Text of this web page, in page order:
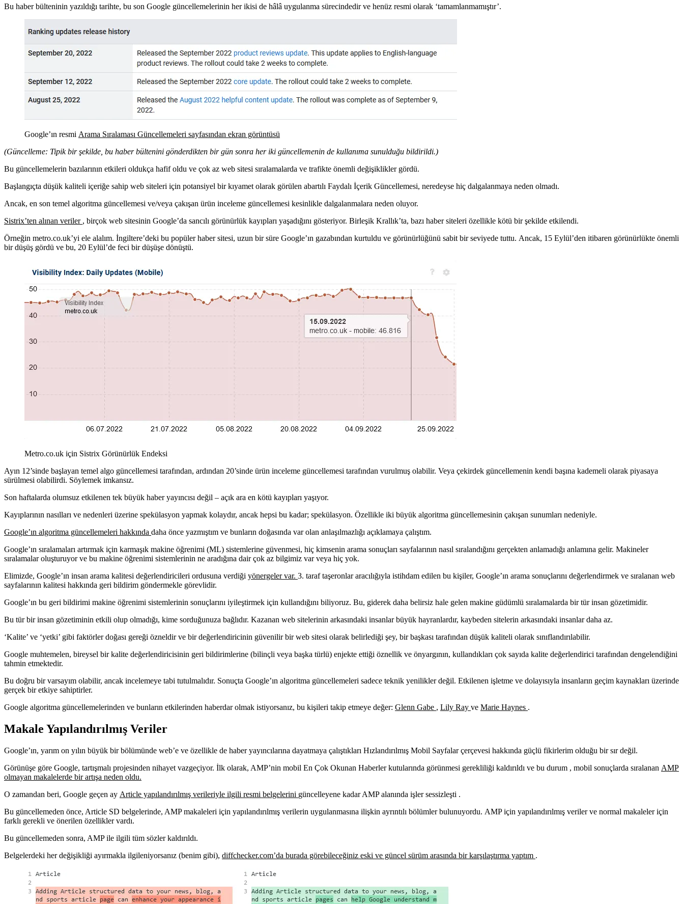
Bu haber bülteninin yazıldığı tarihte, bu son Google güncellemelerinin her ikisi de hâlâ uygulanma sürecindedir ve henüz resmi olarak ‘tamamlanmamıştır’.
Google’ın resmi Arama Sıralaması Güncellemeleri sayfasından ekran görüntüsü
(Güncelleme: Tipik bir şekilde, bu haber bültenini gönderdikten bir gün sonra her iki güncellemenin de kullanıma sunulduğu bildirildi.)
Bu güncellemelerin bazılarının etkileri oldukça hafif oldu ve çok az web sitesi sıralamalarda ve trafikte önemli değişiklikler gördü.
Başlangıçta düşük kaliteli içeriğe sahip web siteleri için potansiyel bir kıyamet olarak görülen abartılı Faydalı İçerik Güncellemesi, neredeyse hiç dalgalanmaya neden olmadı.
Ancak, en son temel algoritma güncellemesi ve/veya çakışan ürün inceleme güncellemesi kesinlikle dalgalanmalara neden oluyor.
Sistrix’ten alınan veriler , birçok web sitesinin Google’da sancılı görünürlük kayıpları yaşadığını gösteriyor. Birleşik Krallık’ta, bazı haber siteleri özellikle kötü bir şekilde etkilendi.
Örneğin metro.co.uk’yi ele alalım. İngiltere’deki bu popüler haber sitesi, uzun bir süre Google’ın gazabından kurtuldu ve görünürlüğünü sabit bir seviyede tuttu. Ancak, 15 Eylül’den itibaren görünürlükte önemli
bir düşüş gördü ve bu, 20 Eylül’de feci bir düşüşe dönüştü.
Metro.co.uk için Sistrix Görünürlük Endeksi
Ayın 12’sinde başlayan temel algo güncellemesi tarafından, ardından 20’sinde ürün inceleme güncellemesi tarafından vurulmuş olabilir. Veya çekirdek güncellemenin kendi başına kademeli olarak piyasaya
sürülmesi olabilirdi. Söylemek imkansız.
Son haftalarda olumsuz etkilenen tek büyük haber yayıncısı değil – açık ara en kötü kayıpları yaşıyor.
Kayıplarının nasılları ve nedenleri üzerine spekülasyon yapmak kolaydır, ancak hepsi bu kadar; spekülasyon. Özellikle iki büyük algoritma güncellemesinin çakışan sunumları nedeniyle.
Google’ın algoritma güncellemeleri hakkında daha önce yazmıştım ve bunların doğasında var olan anlaşılmazlığı açıklamaya çalıştım.
Google’ın sıralamaları artırmak için karmaşık makine öğrenimi (ML) sistemlerine güvenmesi, hiç kimsenin arama sonuçları sayfalarının nasıl sıralandığını gerçekten anlamadığı anlamına gelir. Makineler
sıralamalar oluşturuyor ve bu makine öğrenimi sistemlerinin ne aradığına dair çok az bilgimiz var veya hiç yok.
Elimizde, Google’ın insan arama kalitesi değerlendiricileri ordusuna verdiği yönergeler var. 3. taraf taşeronlar aracılığıyla istihdam edilen bu kişiler, Google’ın arama sonuçlarını değerlendirmek ve sıralanan web
sayfalarının kalitesi hakkında geri bildirim göndermekle görevlidir.
Google’ın bu geri bildirimi makine öğrenimi sistemlerinin sonuçlarını iyileştirmek için kullandığını biliyoruz. Bu, giderek daha belirsiz hale gelen makine güdümlü sıralamalarda bir tür insan gözetimidir.
Bu tür bir insan gözetiminin etkili olup olmadığı, kime sorduğunuza bağlıdır. Kazanan web sitelerinin arkasındaki insanlar büyük hayranlardır, kaybeden sitelerin arkasındaki insanlar daha az.
‘Kalite’ ve ‘yetki’ gibi faktörler doğası gereği özneldir ve bir değerlendiricinin güvenilir bir web sitesi olarak belirlediği şey, bir başkası tarafından düşük kaliteli olarak sınıflandırılabilir.
Google muhtemelen, bireysel bir kalite değerlendiricisinin geri bildirimlerine (bilinçli veya başka türlü) enjekte ettiği öznellik ve önyargının, kullandıkları çok sayıda kalite değerlendirici tarafından dengelendiğini
tahmin etmektedir.
Bu doğru bir varsayım olabilir, ancak incelemeye tabi tutulmalıdır. Sonuçta Google’ın algoritma güncellemeleri sadece teknik yenilikler değil. Etkilenen işletme ve dolayısıyla insanların geçim kaynakları üzerinde
gerçek bir etkiye sahiptirler.
Google algoritma güncellemelerinden ve bunların etkilerinden haberdar olmak istiyorsanız, bu kişileri takip etmeye değer: Glenn Gabe , Lily Ray ve Marie Haynes .
Makale Yapılandırılmış Veriler
Google’ın, yarım on yılın büyük bir bölümünde web’e ve özellikle de haber yayıncılarına dayatmaya çalıştıkları Hızlandırılmış Mobil Sayfalar çerçevesi hakkında güçlü fikirlerim olduğu bir sır değil.
Görünüşe göre Google, tartışmalı projesinden nihayet vazgeçiyor. İlk olarak, AMP’nin mobil En Çok Okunan Haberler kutularında görünmesi gerekliliği kaldırıldı ve bu durum , mobil sonuçlarda sıralanan AMP
olmayan makalelerde bir artışa neden oldu.
O zamandan beri, Google geçen ay Article yapılandırılmış verileriyle ilgili resmi belgelerini güncelleyene kadar AMP alanında işler sessizleşti .
Bu güncellemeden önce, Article SD belgelerinde, AMP makaleleri için yapılandırılmış verilerin uygulanmasına ilişkin ayrıntılı bölümler bulunuyordu. AMP için yapılandırılmış veriler ve normal makaleler için
farklı gerekli ve önerilen özellikler vardı.
Bu güncellemeden sonra, AMP ile ilgili tüm sözler kaldırıldı.
Belgelerdeki her değişikliği ayırmakla ilgileniyorsanız (benim gibi), diffchecker.com’da burada görebileceğiniz eski ve güncel sürüm arasında bir karşılaştırma yaptım .